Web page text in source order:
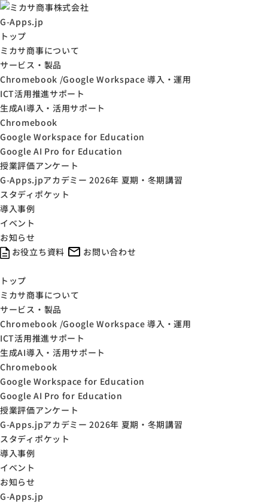
G-Apps.jp
トップ
ミカサ商事について
サービス・製品
Chromebook /Google Workspace 導入・運用
ICT活用推進サポート
生成AI導入・活用サポート
Chromebook
Google Workspace for Education
Google AI Pro for Education
授業評価アンケート
G-Apps.jpアカデミー 2026年 夏期・冬期講習
スタディポケット
導入事例
イベント
お知らせ
お役立ち資料
お問い合わせ
トップ
ミカサ商事について
サービス・製品
Chromebook /Google Workspace 導入・運用
ICT活用推進サポート
生成AI導入・活用サポート
Chromebook
Google Workspace for Education
Google AI Pro for Education
授業評価アンケート
G-Apps.jpアカデミー 2026年 夏期・冬期講習
スタディポケット
導入事例
イベント
お知らせ
G-Apps.jp